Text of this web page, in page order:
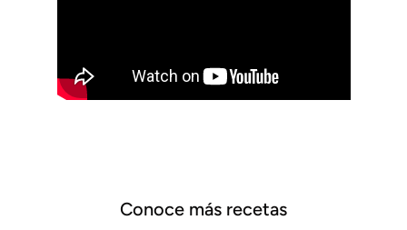
Conoce más recetas